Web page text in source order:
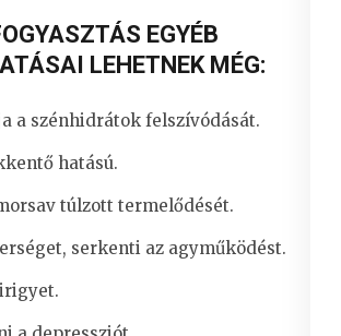
EGYÉB
LEHETNEK MÉG:
a szénhidrátok felszívódását.
hatású.
túlzott termelődését.
serkenti az agyműködést.